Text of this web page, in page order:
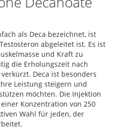
als Deca bezeichnet, ist
abgeleitet ist. Es ist
und Kraft zu
die Erholungszeit nach
Deca ist besonders
Leistung steigern und
möchten. Die Injektion
Konzentration von 250
Wahl für jeden, der